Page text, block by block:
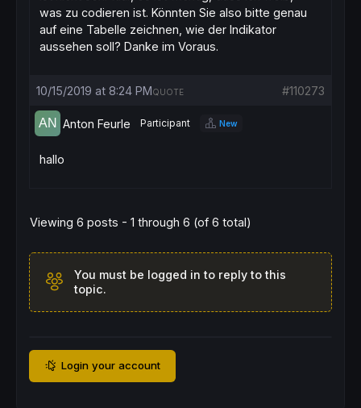
was zu codieren ist. Könnten Sie also bitte genau
auf eine Tabelle zeichnen, wie der Indikator
aussehen soll? Danke im Voraus.
10/15/2019 at 8:24 PM #110273
QUOTE
Anton Feurle Participant New
hallo
Viewing 6 posts - 1 through 6 (of 6 total)
You must be logged in to reply to this
topic.
Login your account